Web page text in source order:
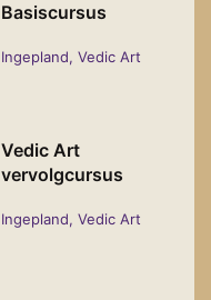
Basiscursus
Ingepland, Vedic Art
Vedic Art
vervolgcursus
Ingepland, Vedic Art